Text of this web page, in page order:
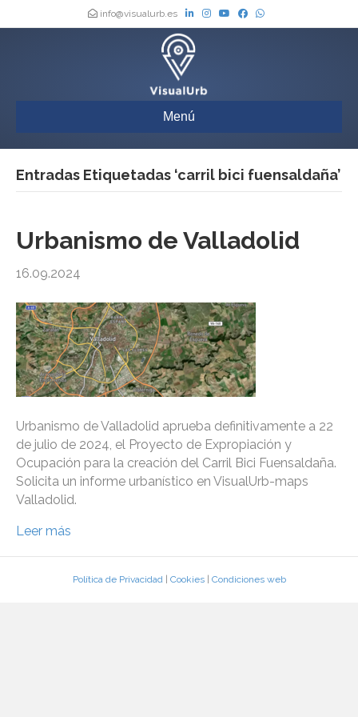
info@visualurb.es
Menú
Entradas Etiquetadas ‘carril bici fuensaldaña’
Urbanismo de Valladolid
16.09.2024
Urbanismo de Valladolid aprueba definitivamente a 22
de julio de 2024, el Proyecto de Expropiación y
Ocupación para la creación del Carril Bici Fuensaldaña.
Solicita un informe urbanístico en VisualUrb-maps
Valladolid.
Leer más
Política de Privacidad| Cookies| Condiciones web